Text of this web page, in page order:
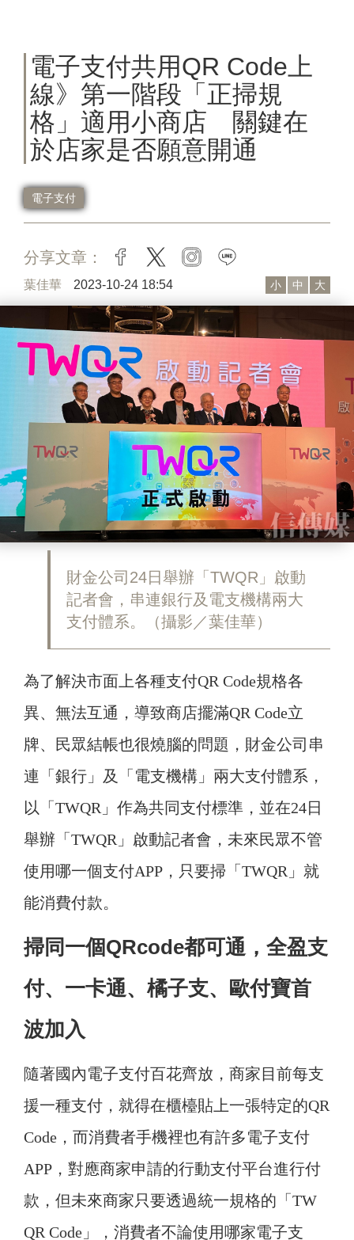
電子支付共用QR Code上
線》第一階段「正掃規
格」適用小商店 關鍵在
於店家是否願意開通
電子支付
分享文章： facebook
twitter instagram
葉佳華 2023-10-24 18:54 小 中 大
財金公司24日舉辦「TWQR」啟動
記者會，串連銀行及電支機構兩大
支付體系。（攝影／葉佳華）
為了解決市面上各種支付QR Code規格各
異、無法互通，導致商店擺滿QR Code立
牌、民眾結帳也很燒腦的問題，財金公司串
連「銀行」及「電支機構」兩大支付體系，
以「TWQR」作為共同支付標準，並在24日
舉辦「TWQR」啟動記者會，未來民眾不管
使用哪一個支付APP，只要掃「TWQR」就
能消費付款。
掃同一個QRcode都可通，全盈支
付、一卡通、橘子支、歐付寶首
波加入
隨著國內電子支付百花齊放，商家目前每支
援一種支付，就得在櫃檯貼上一張特定的QR
Code，而消費者手機裡也有許多電子支付
APP，對應商家申請的行動支付平台進行付
款，但未來商家只要透過統一規格的「TW
QR Code」，消費者不論使用哪家電子支